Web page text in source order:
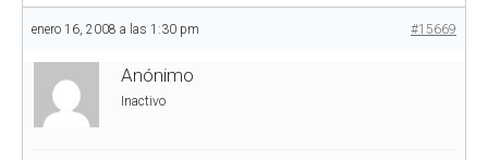
enero 16, 2008 a las 1:30 pm #15669
Anónimo
Inactivo